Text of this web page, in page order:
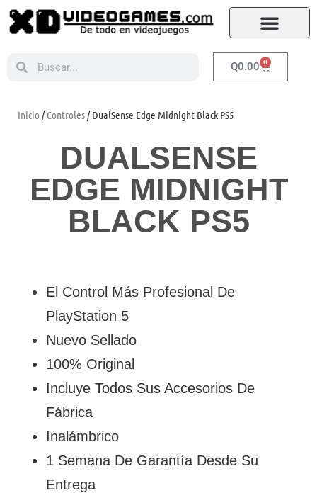
Q0.00 0
Inicio /Controles/ DualSense Edge Midnight Black PS5
DUALSENSE
EDGE MIDNIGHT
BLACK PS5
El Control Más Profesional De
PlayStation 5
Nuevo Sellado
100% Original
Incluye Todos Sus Accesorios De
Fábrica
Inalámbrico
1 Semana De Garantía Desde Su
Entrega